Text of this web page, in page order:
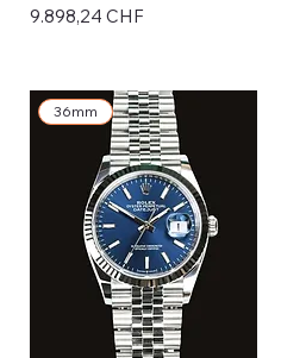
Preis
9.898,24 CHF
36mm